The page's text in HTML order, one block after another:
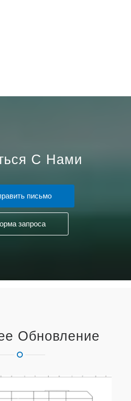
С Нами
письмо
запроса
Обновление